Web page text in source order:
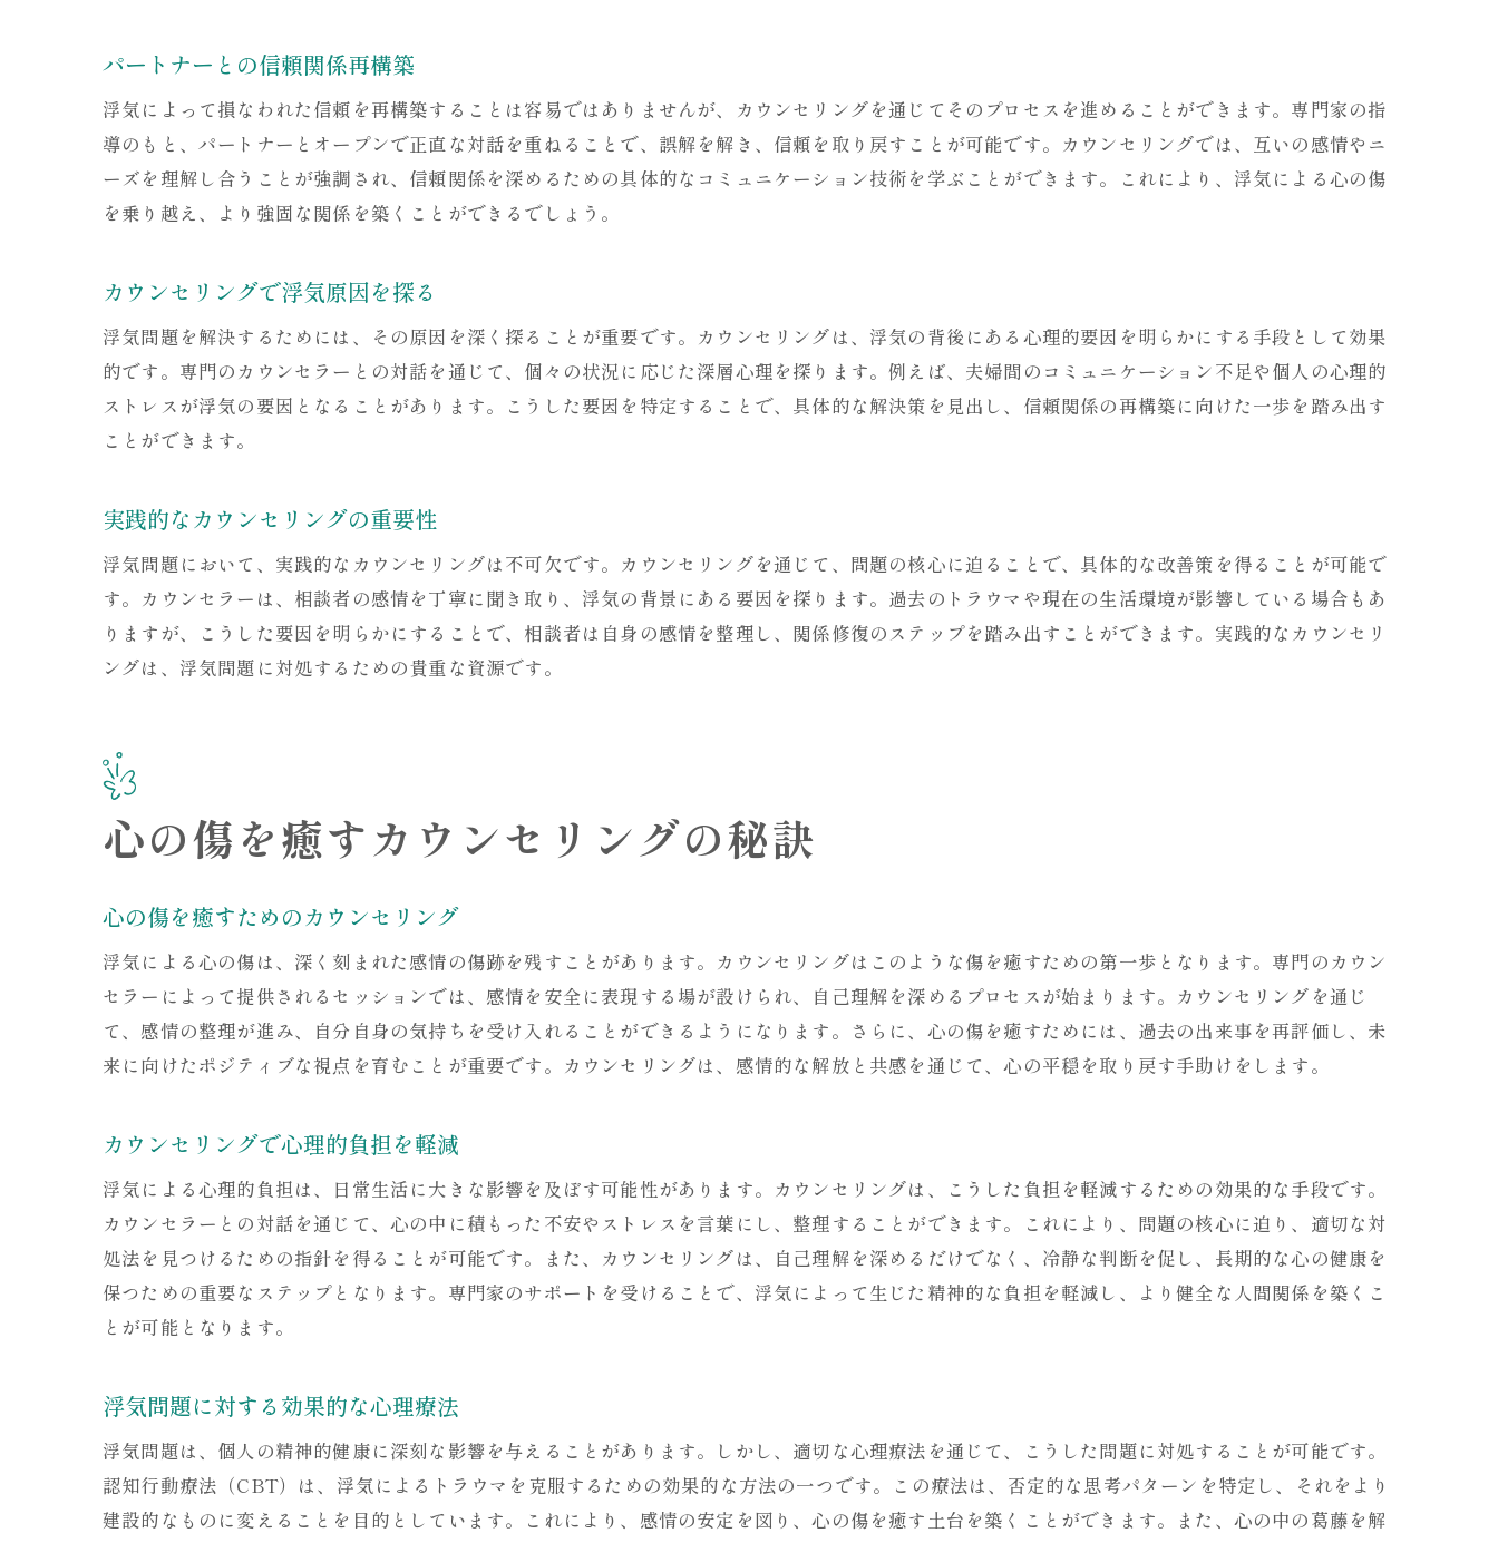
カウンセリングで心の痛みを癒す
浮気問題の心理的影響を軽減
心の痛みを和らげるためのカウンセリング
カウンセリングで信頼を取り戻す
心の安定をもたらすカウンセリング
パートナー信頼回復のためのカウンセリング
パートナー信頼を取り戻すカウンセリング
心の傷を癒すカウンセリングの役割
信頼再構築のための実践的手法
カウンセリングで心の傷を癒す
信頼関係を再構築するための心理療法
浮気によるトラウマを克服するカウンセリング
パートナーとの信頼関係再構築
浮気によって損なわれた信頼を再構築することは容易ではありませんが、カウンセリングを通じてそのプロセスを進めることができます。専門家の指
導のもと、パートナーとオープンで正直な対話を重ねることで、誤解を解き、信頼を取り戻すことが可能です。カウンセリングでは、互いの感情やニ
ーズを理解し合うことが強調され、信頼関係を深めるための具体的なコミュニケーション技術を学ぶことができます。これにより、浮気による心の傷
を乗り越え、より強固な関係を築くことができるでしょう。
カウンセリングで浮気原因を探る
浮気問題を解決するためには、その原因を深く探ることが重要です。カウンセリングは、浮気の背後にある心理的要因を明らかにする手段として効果
的です。専門のカウンセラーとの対話を通じて、個々の状況に応じた深層心理を探ります。例えば、夫婦間のコミュニケーション不足や個人の心理的
ストレスが浮気の要因となることがあります。こうした要因を特定することで、具体的な解決策を見出し、信頼関係の再構築に向けた一歩を踏み出す
ことができます。
実践的なカウンセリングの重要性
浮気問題において、実践的なカウンセリングは不可欠です。カウンセリングを通じて、問題の核心に迫ることで、具体的な改善策を得ることが可能で
す。カウンセラーは、相談者の感情を丁寧に聞き取り、浮気の背景にある要因を探ります。過去のトラウマや現在の生活環境が影響している場合もあ
りますが、こうした要因を明らかにすることで、相談者は自身の感情を整理し、関係修復のステップを踏み出すことができます。実践的なカウンセリ
ングは、浮気問題に対処するための貴重な資源です。
心の傷を癒すカウンセリングの秘訣
心の傷を癒すためのカウンセリング
浮気による心の傷は、深く刻まれた感情の傷跡を残すことがあります。カウンセリングはこのような傷を癒すための第一歩となります。専門のカウン
セラーによって提供されるセッションでは、感情を安全に表現する場が設けられ、自己理解を深めるプロセスが始まります。カウンセリングを通じ
て、感情の整理が進み、自分自身の気持ちを受け入れることができるようになります。さらに、心の傷を癒すためには、過去の出来事を再評価し、未
来に向けたポジティブな視点を育むことが重要です。カウンセリングは、感情的な解放と共感を通じて、心の平穏を取り戻す手助けをします。
カウンセリングで心理的負担を軽減
浮気による心理的負担は、日常生活に大きな影響を及ぼす可能性があります。カウンセリングは、こうした負担を軽減するための効果的な手段です。
カウンセラーとの対話を通じて、心の中に積もった不安やストレスを言葉にし、整理することができます。これにより、問題の核心に迫り、適切な対
処法を見つけるための指針を得ることが可能です。また、カウンセリングは、自己理解を深めるだけでなく、冷静な判断を促し、長期的な心の健康を
保つための重要なステップとなります。専門家のサポートを受けることで、浮気によって生じた精神的な負担を軽減し、より健全な人間関係を築くこ
とが可能となります。
浮気問題に対する効果的な心理療法
浮気問題は、個人の精神的健康に深刻な影響を与えることがあります。しかし、適切な心理療法を通じて、こうした問題に対処することが可能です。
認知行動療法（CBT）は、浮気によるトラウマを克服するための効果的な方法の一つです。この療法は、否定的な思考パターンを特定し、それをより
建設的なものに変えることを目的としています。これにより、感情の安定を図り、心の傷を癒す土台を築くことができます。また、心の中の葛藤を解